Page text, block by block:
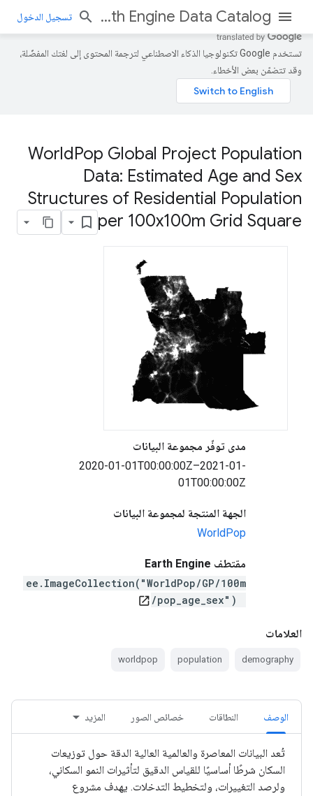
Earth Engine Data Catalog تسجيل الدخول
تستخدم Google تكنولوجيا الذكاء الاصطناعي لترجمة المحتوى إلى لغتك المفضّلة،
وقد تتضمّن بعض الأخطاء.
WorldPop Global Project Population
Data: Estimated Age and Sex
Structures of Residential Population
per 100x100m Grid Square
مدى توفّر مجموعة البيانات
2020-01-01T00:00:00Z–2021-01-
01T00:00:00Z
الجهة المنتجة لمجموعة البيانات
WorldPop
مقتطف Earth Engine
ee.ImageCollection("WorldPop/GP/100m
/pop_age_sex")
open_in_new
العلامات
demography
population
worldpop
الوصف النطاقات خصائص الصور المزيد
تُعد البيانات المعاصرة والعالمية العالية الدقة حول توزيعات
السكان شرطًا أساسيًا للقياس الدقيق لتأثيرات النمو السكاني،
ولرصد التغييرات، ولتخطيط التدخلات. يهدف مشروع